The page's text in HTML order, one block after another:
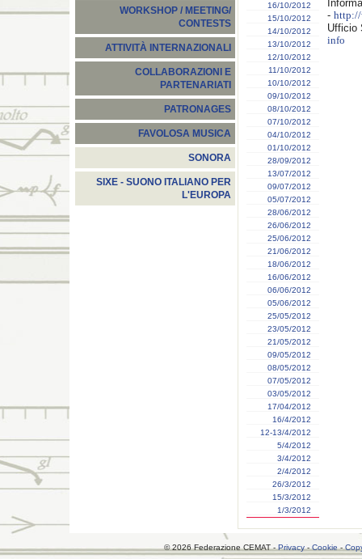
WORKSHOP / MEETING/
CONTESTS
ATTIVITÀ INTERNAZIONALI
COLLABORAZIONI E
PARTENARIATI
PATRONAGES
FAVOLOSA MUSICA
SONORA
SIXE - SUONO ITALIANO PER
L'EUROPA
16/10/2012
15/10/2012
14/10/2012
13/10/2012
12/10/2012
11/10/2012
10/10/2012
09/10/2012
08/10/2012
07/10/2012
04/10/2012
01/10/2012
28/09/2012
13/07/2012
09/07/2012
05/07/2012
28/06/2012
26/06/2012
25/06/2012
21/06/2012
18/06/2012
16/06/2012
06/06/2012
05/06/2012
25/05/2012
23/05/2012
21/05/2012
09/05/2012
08/05/2012
07/05/2012
03/05/2012
17/04/2012
16/4/2012
12-13/4/2012
5/4/2012
3/4/2012
2/4/2012
26/3/2012
15/3/2012
1/3/2012
-
Ufficio
info
© 2026 Federazione CEMAT -Privacy-Cookie-